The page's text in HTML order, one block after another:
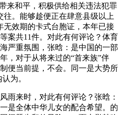
和平，积极供给相关违法犯罪
往。能够趁便正在肆意县级以上
无效期的卡式台胞证，本年已接
案共11件。对此有何评论？体育
严重氛围，张晗：是中国的一部
，对于从将来过的“首来族”伴
便当前提，不会。同一是大势所
为。
来时，对此有何评论？张晗：
是全体中华儿女的配合希望。的